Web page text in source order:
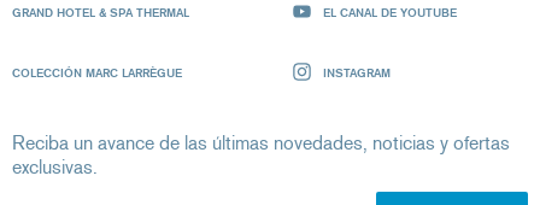
GRAND HOTEL & SPA THERMAL
COLECCIÓN MARC LARRÈGUE
EL CANAL DE YOUTUBE
INSTAGRAM
Reciba un avance de las últimas novedades, noticias y ofertas
exclusivas.